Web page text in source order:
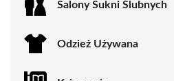
Salony Sukni Ślubnych
Odzież Używana